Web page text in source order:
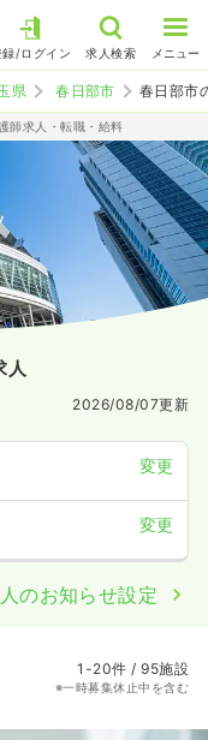
録/ログイン 求人検索 メニュー
県 春日部市 春日部市
師求人・転職・給料
人
2026/08/07更新
変更
変更
のお知らせ設定
1-20件 / 95施設
※一時募集休止中を含む